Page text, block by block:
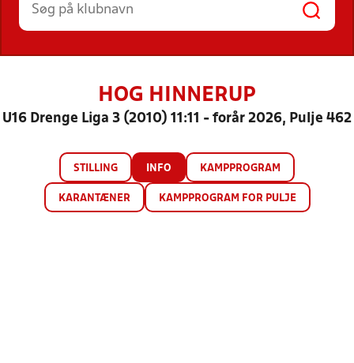
HOG HINNERUP
U16 Drenge Liga 3 (2010) 11:11 - forår 2026, Pulje 462
STILLING INFO KAMPPROGRAM
KARANTÆNER KAMPPROGRAM FOR PULJE